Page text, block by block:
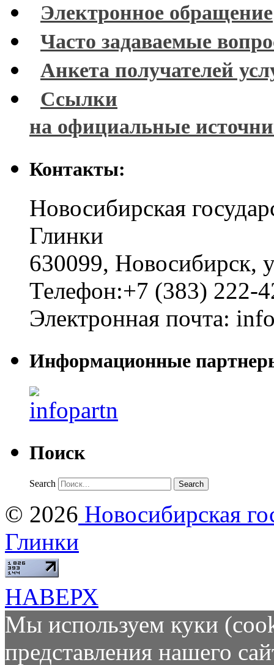
Электронное обращение
Часто задаваемые
Анкета получателей
Ссылки
на официальные
Контакты:
Новосибирская
Глинки
630099, Новосибирск,
Телефон:+7 (383) 222-
Электронная почта:
Информационные
Поиск
Search
© 2026 Новосибирская
Глинки
НАВЕРХ
Мы используем куки
представления нашего